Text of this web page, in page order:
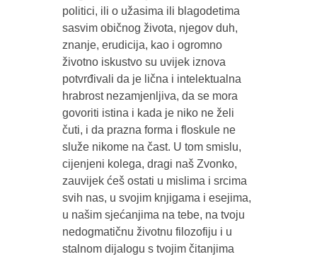
politici, ili o užasima ili blagodetima
sasvim običnog života, njegov duh,
znanje, erudicija, kao i ogromno
životno iskustvo su uvijek iznova
potvrđivali da je lična i intelektualna
hrabrost nezamjenljiva, da se mora
govoriti istina i kada je niko ne želi
čuti, i da prazna forma i floskule ne
služe nikome na čast. U tom smislu,
cijenjeni kolega, dragi naš Zvonko,
zauvijek ćeš ostati u mislima i srcima
svih nas, u svojim knjigama i esejima,
u našim sjećanjima na tebe, na tvoju
nedogmatičnu životnu filozofiju i u
stalnom dijalogu s tvojim čitanjima